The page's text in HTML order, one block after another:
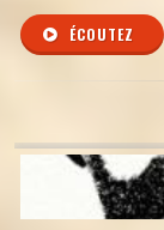
ÉCOUTEZ